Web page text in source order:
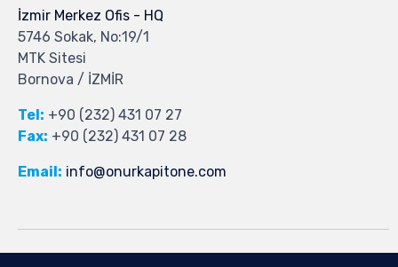
İzmir Merkez Ofis - HQ
5746 Sokak, No:19/1
MTK Sitesi
Bornova / İZMİR
Tel: +90 (232) 431 07 27
Fax: +90 (232) 431 07 28
Email: info@onurkapitone.com